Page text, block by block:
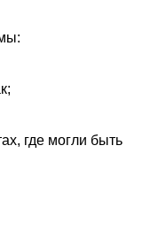
где могли быть